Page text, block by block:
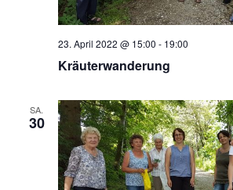
Kräuterwanderung
23. April 2022 @ 15:00 - 19:00
SA.
30